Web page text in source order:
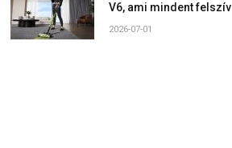
V6, ami mindent felszív
2026-07-01